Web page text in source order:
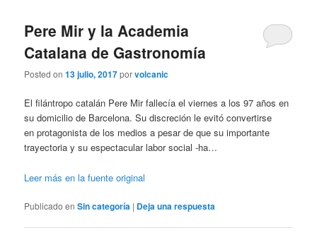
Pere Mir y la Academia
Catalana de Gastronomía
Posted on13 julio, 2017porvolcanic
El filántropo catalán Pere Mir fallecía el viernes a los 97 años en
su domicilio de Barcelona. Su discreción le evitó convertirse
en protagonista de los medios a pesar de que su importante
trayectoria y su espectacular labor social -ha…
Leer más en la fuente original
Publicado en Sin categoría | Deja una respuesta